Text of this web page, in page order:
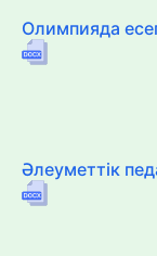
Олимпияда
Әлеуметтік